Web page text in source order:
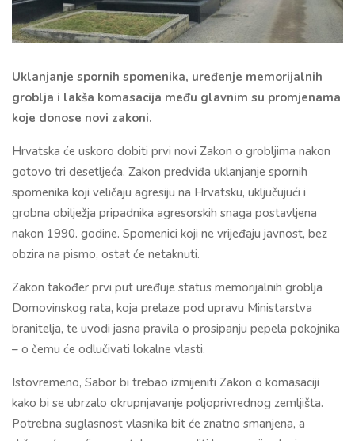
Uklanjanje spornih spomenika, uređenje memorijalnih
groblja i lakša komasacija među glavnim su promjenama
koje donose novi zakoni.
Hrvatska će uskoro dobiti prvi novi Zakon o grobljima nakon
gotovo tri desetljeća. Zakon predviđa uklanjanje spornih
spomenika koji veličaju agresiju na Hrvatsku, uključujući i
grobna obilježja pripadnika agresorskih snaga postavljena
nakon 1990. godine. Spomenici koji ne vrijeđaju javnost, bez
obzira na pismo, ostat će netaknuti.
Zakon također prvi put uređuje status memorijalnih groblja
Domovinskog rata, koja prelaze pod upravu Ministarstva
branitelja, te uvodi jasna pravila o prosipanju pepela pokojnika
– o čemu će odlučivati lokalne vlasti.
Istovremeno, Sabor bi trebao izmijeniti Zakon o komasaciji
kako bi se ubrzalo okrupnjavanje poljoprivrednog zemljišta.
Potrebna suglasnost vlasnika bit će znatno smanjena, a